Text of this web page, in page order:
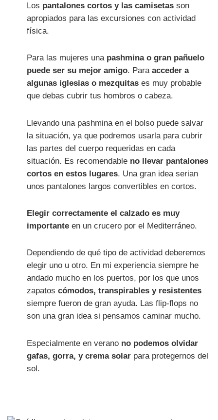
Los pantalones cortos y las camisetas son
apropiados para las excursiones con actividad
física.
Para las mujeres una pashmina o gran pañuelo
puede ser su mejor amigo. Para acceder a
algunas iglesias o mezquitas es muy probable
que debas cubrir tus hombros o cabeza.
Llevando una pashmina en el bolso puede salvar
la situación, ya que podremos usarla para cubrir
las partes del cuerpo requeridas en cada
situación. Es recomendable no llevar pantalones
cortos en estos lugares. Una gran idea serian
unos pantalones largos convertibles en cortos.
Elegir correctamente el calzado es muy
importante en un crucero por el Mediterráneo.
Dependiendo de qué tipo de actividad deberemos
elegir uno u otro. En mi experiencia siempre he
andado mucho en los puertos, por los que unos
zapatos cómodos, transpirables y resistentes
siempre fueron de gran ayuda. Las flip-flops no
son una gran idea si pensamos caminar mucho.
Especialmente en verano no podemos olvidar
gafas, gorra, y crema solar para protegernos del
sol.